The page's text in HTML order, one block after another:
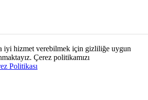
iyi hizmet verebilmek için gizliliğe uygun
Çerez politikamızı
Politikası